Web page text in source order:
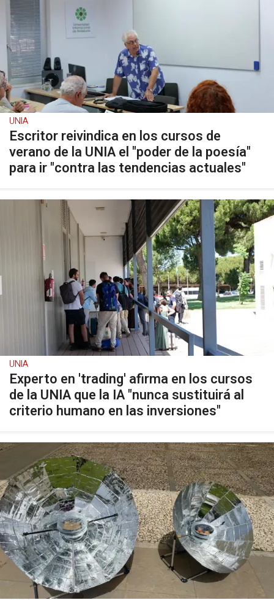
UNIA
Escritor reivindica en los cursos de
verano de la UNIA el "poder de la poesía"
para ir "contra las tendencias actuales"
UNIA
Experto en 'trading' afirma en los cursos
de la UNIA que la IA "nunca sustituirá al
criterio humano en las inversiones"